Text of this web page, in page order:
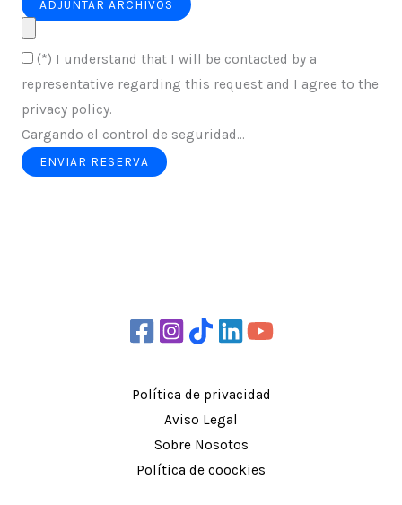
ADJUNTAR ARCHIVOS
(*) I understand that I will be contacted by a
representative regarding this request and I agree to the
privacy policy.
Cargando el control de seguridad...
ENVIAR RESERVA
Política de privacidad
Aviso Legal
Sobre Nosotos
Política de coockies